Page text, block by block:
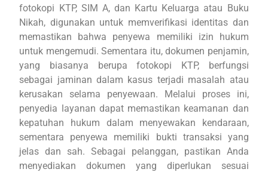
fotokopi KTP, SIM A, dan Kartu Keluarga atau Buku
Nikah, digunakan untuk memverifikasi identitas dan
memastikan bahwa penyewa memiliki izin hukum
untuk mengemudi. Sementara itu, dokumen penjamin,
yang biasanya berupa fotokopi KTP, berfungsi
sebagai jaminan dalam kasus terjadi masalah atau
kerusakan selama penyewaan. Melalui proses ini,
penyedia layanan dapat memastikan keamanan dan
kepatuhan hukum dalam menyewakan kendaraan,
sementara penyewa memiliki bukti transaksi yang
jelas dan sah. Sebagai pelanggan, pastikan Anda
menyediakan dokumen yang diperlukan sesuai